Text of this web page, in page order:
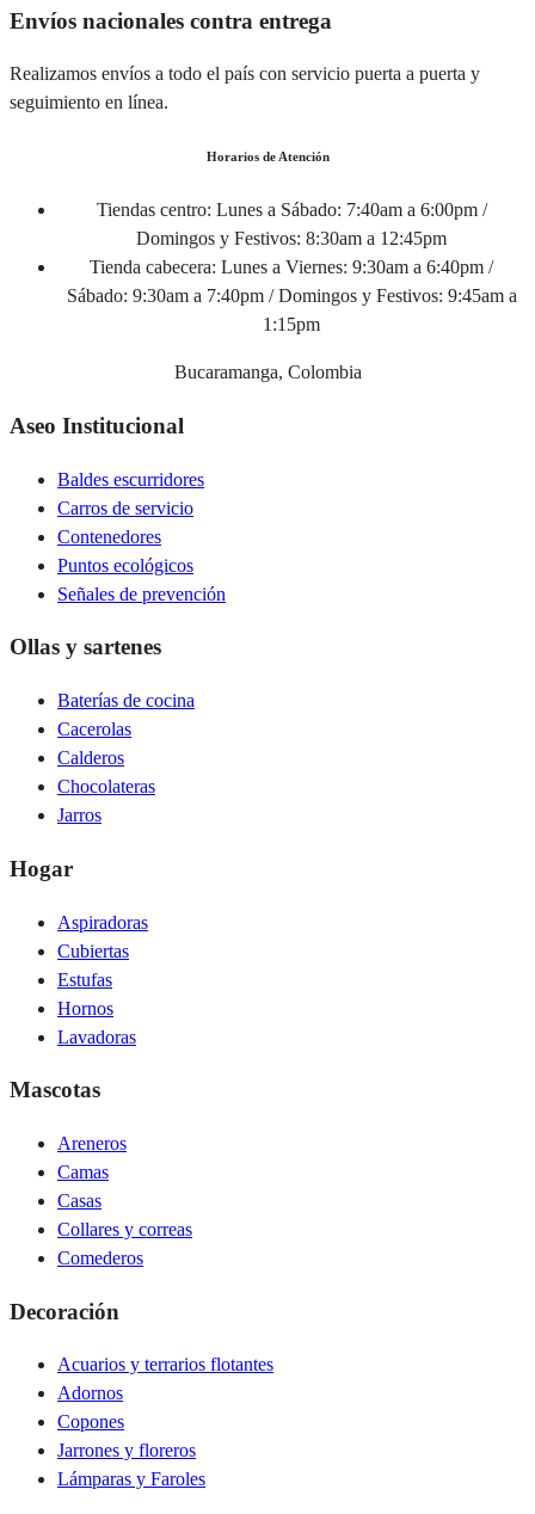
Envíos nacionales contra entrega
Realizamos envíos a todo el país con servicio puerta a puerta y
seguimiento en línea.
Horarios de Atención
Tiendas centro: Lunes a Sábado: 7:40am a 6:00pm /
Domingos y Festivos: 8:30am a 12:45pm
Tienda cabecera: Lunes a Viernes: 9:30am a 6:40pm /
Sábado: 9:30am a 7:40pm / Domingos y Festivos: 9:45am a
1:15pm
Bucaramanga, Colombia
Aseo Institucional
Baldes escurridores
Carros de servicio
Contenedores
Puntos ecológicos
Señales de prevención
Ollas y sartenes
Baterías de cocina
Cacerolas
Calderos
Chocolateras
Jarros
Hogar
Aspiradoras
Cubiertas
Estufas
Hornos
Lavadoras
Mascotas
Areneros
Camas
Casas
Collares y correas
Comederos
Decoración
Acuarios y terrarios flotantes
Adornos
Copones
Jarrones y floreros
Lámparas y Faroles